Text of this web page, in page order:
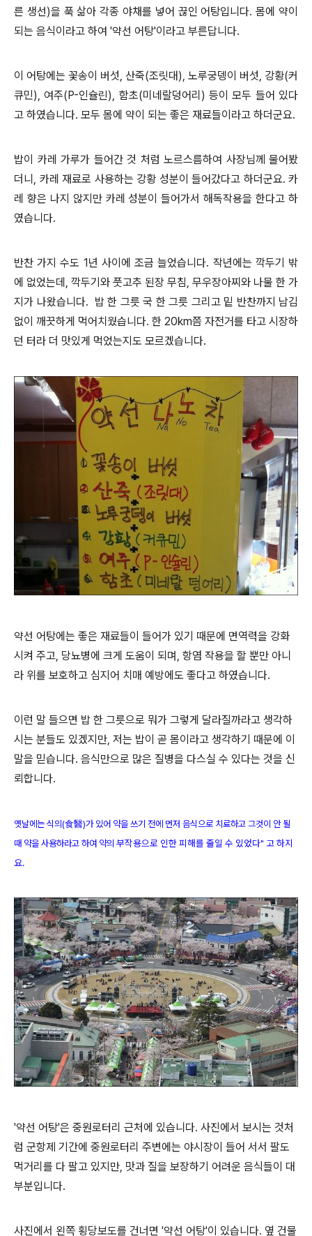
른 생선)을 푹 삶아 각종 야채를 넣어 끊인 어탕입니다. 몸에 약이
되는 음식이라고 하여 '약선 어탕'이라고 부른답니다.
이 어탕에는 꽃송이 버섯, 산죽(조릿대), 노루궁뎅이 버섯, 강황(커
큐민), 여주(P-인슐린), 함초(미네랄덩어리) 등이 모두 들어 있다
고 하였습니다. 모두 몸에 약이 되는 좋은 재료들이라고 하더군요.
밥이 카레 가루가 들어간 것 처럼 노르스름하여 사장님께 물어봤
더니, 카레 재료로 사용하는 강황 성분이 들어갔다고 하더군요. 카
레 향은 나지 않지만 카레 성분이 들어가서 해독작용을 한다고 하
였습니다.
반찬 가지 수도 1년 사이에 조금 늘었습니다. 작년에는 깍두기 밖
에 없었는데, 깍두기와 풋고추 된장 무침, 무우장아찌와 나물 한 가
지가 나왔습니다. 밥 한 그릇 국 한 그릇 그리고 밑 반찬까지 남김
없이 깨끗하게 먹어치웠습니다. 한 20km쯤 자전거를 타고 시장하
던 터라 더 맛있게 먹었는지도 모르겠습니다.
약선 어탕에는 좋은 재료들이 들어가 있기 때문에 면역력을 강화
시켜 주고, 당뇨병에 크게 도움이 되며, 항염 작용을 할 뿐만 아니
라 위를 보호하고 심지어 치매 예방에도 좋다고 하였습니다.
이런 말 들으면 밥 한 그릇으로 뭐가 그렇게 달라질까라고 생각하
시는 분들도 있겠지만, 저는 밥이 곧 몸이라고 생각하기 때문에 이
말을 믿습니다. 음식만으로 많은 질병을 다스실 수 있다는 것을 신
뢰합니다.
옛날에는 식의(食醫)가 있어 약을 쓰기 전에 먼저 음식으로 치료하고 그것이 안 될
때 약을 사용하라고 하여 약의 부작용으로 인한 피해를 줄일 수 있었다" 고 하지
요.
'약선 어탕'은 중원로터리 근처에 있습니다. 사진에서 보시는 것처
럼 군항제 기간에 중원로터리 주변에는 야시장이 들어 서서 팔도
먹거리를 다 팔고 있지만, 맛과 질을 보장하기 어려운 음식들이 대
부분입니다.
사진에서 왼쪽 횡당보도를 건너면 '약선 어탕'이 있습니다. 옆 건물